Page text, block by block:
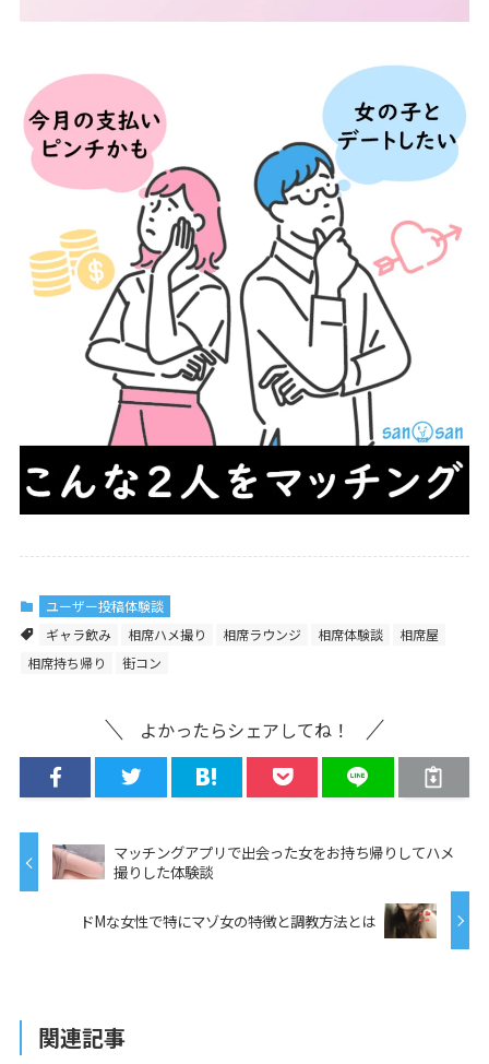
ユーザー投稿体験談
ギャラ飲み
相席ハメ撮り 相席ラウンジ 相席体験談
相席屋
相席持ち帰り
街コン
よかったらシェアしてね！
マッチングアプリで出会った女をお持ち帰りしてハメ
撮りした体験談
ドMな女性で特にマゾ女の特徴と調教方法とは
関連記事